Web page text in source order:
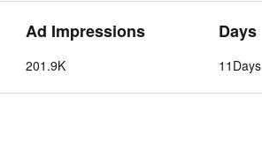
Ad Impressions
201.9K
Days
11Days